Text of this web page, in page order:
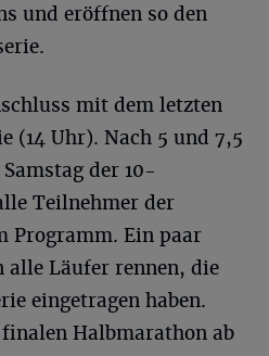
und eröffnen so den
mit dem letzten
(14 Uhr). Nach 5 und 7,5
der 10-
Teilnehmer der
Programm. Ein paar
alle Läufer rennen, die
eingetragen haben.
Halbmarathon ab